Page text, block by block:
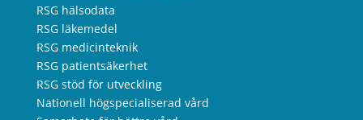
RSG hälsodata
RSG läkemedel
RSG medicinteknik
RSG patientsäkerhet
RSG stöd för utveckling
Nationell högspecialiserad vård